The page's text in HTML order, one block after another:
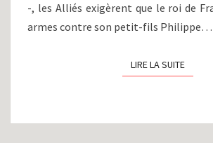
-, les Alliés exigèrent que le roi de
armes contre son petit-fils Philippe…
LIRE LA SUITELIRE LA